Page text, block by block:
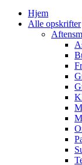
Hjem
Alle opskrifter